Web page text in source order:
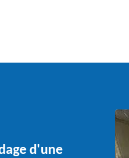
d'une